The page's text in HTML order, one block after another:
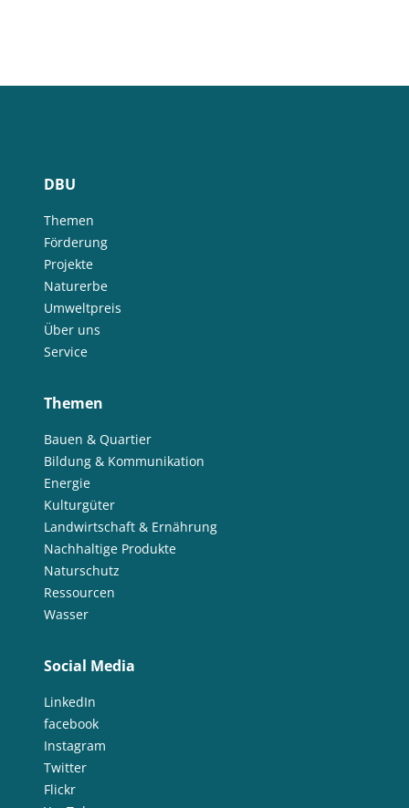
DBU
Themen
Förderung
Projekte
Naturerbe
Umweltpreis
Über uns
Service
Themen
Bauen & Quartier
Bildung & Kommunikation
Energie
Kulturgüter
Landwirtschaft & Ernährung
Nachhaltige Produkte
Naturschutz
Ressourcen
Wasser
Social Media
LinkedIn
facebook
Instagram
Twitter
Flickr